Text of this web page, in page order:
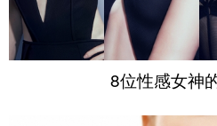
8位性感女神